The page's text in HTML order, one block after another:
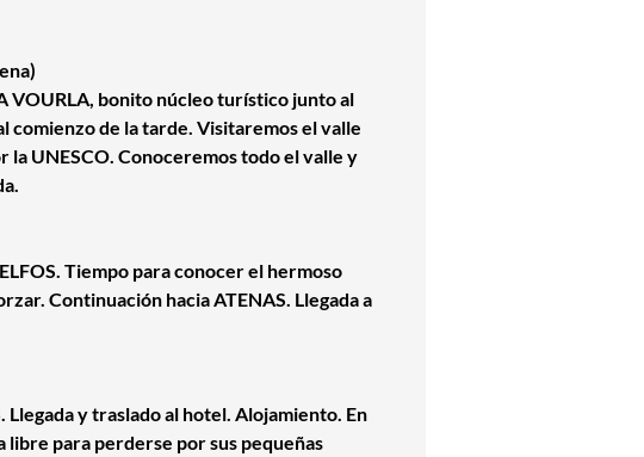
VOURLA, bonito núcleo turístico junto al
comienzo de la tarde. Visitaremos el valle
la UNESCO. Conoceremos todo el valle y
Tiempo para conocer el hermoso
Continuación hacia ATENAS. Llegada a
y traslado al hotel. Alojamiento. En
libre para perderse por sus pequeñas